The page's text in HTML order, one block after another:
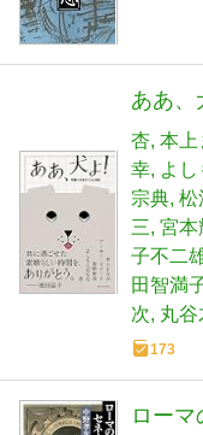
ああ、
杏 本上
幸 よ
宗典 松
三 宮本
子不二
田智満
次 丸谷
173
ロー